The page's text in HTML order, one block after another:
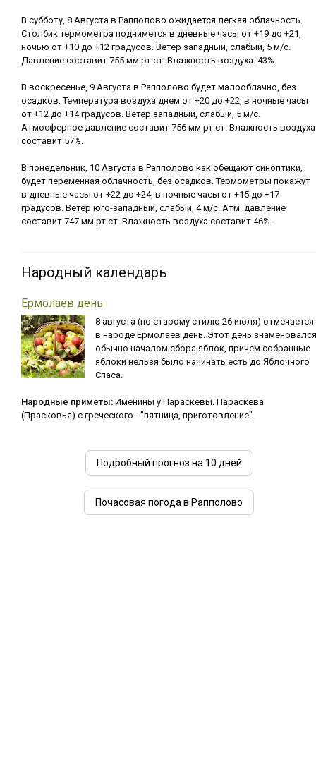
В субботу, 8 Августа в Рапполово ожидается легкая облачность.
Столбик термометра поднимется в дневные часы от +19 до +21,
ночью от +10 до +12 градусов. Ветер западный, слабый, 5 м/с.
Давление составит 755 мм рт.ст. Влажность воздуха: 43%.
В воскресенье, 9 Августа в Рапполово будет малооблачно, без
осадков. Температура воздуха днем от +20 до +22, в ночные часы
от +12 до +14 градусов. Ветер западный, слабый, 5 м/с.
Атмосферное давление составит 756 мм рт.ст. Влажность воздуха
составит 57%.
В понедельник, 10 Августа в Рапполово как обещают синоптики,
будет переменная облачность, без осадков. Термометры покажут
в дневные часы от +22 до +24, в ночные часы от +15 до +17
градусов. Ветер юго-западный, слабый, 4 м/с. Атм. давление
составит 747 мм рт.ст. Влажность воздуха составит 46%.
Народный календарь
Ермолаев день
8 августа (по старому стилю 26 июля) отмечается
в народе Ермолаев день. Этот день знаменовался
обычно началом сбора яблок, причем собранные
яблоки нельзя было начинать есть до Яблочного
Спаса.
Народные приметы: Именины у Параскевы. Параскева
(Прасковья) с греческого - "пятница, приготовление".
Подробный прогноз на 10 дней
Почасовая погода в Рапполово